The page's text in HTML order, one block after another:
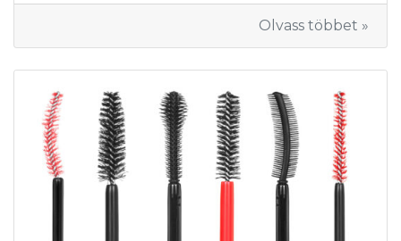
Olvass többet »